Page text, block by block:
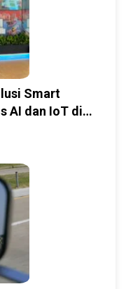
Smart
AI dan IoT di